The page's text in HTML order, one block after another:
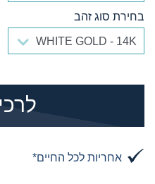
בחירת סוג זהב
בחירת סוג זהב
אחריות לכל החיים*